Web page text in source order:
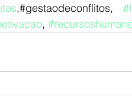
,#gestaodeconflitos,
,